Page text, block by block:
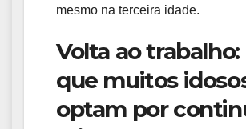
mesmo na terceira idade.
Volta ao trabalho:
que muitos
optam por